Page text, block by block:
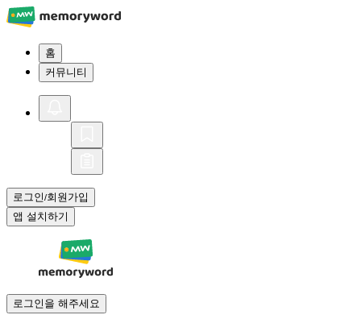
홈
커뮤니티
로그인/회원가입
앱 설치하기
로그인을 해주세요